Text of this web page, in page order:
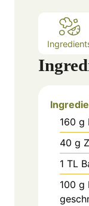
160 g
40 g
1 TL
100 g